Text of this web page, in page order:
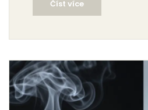
Číst více